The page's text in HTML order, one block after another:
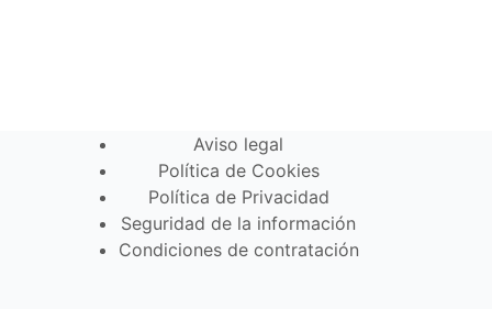
Aviso legal
Política de Cookies
Política de Privacidad
Seguridad de la información
Condiciones de contratación